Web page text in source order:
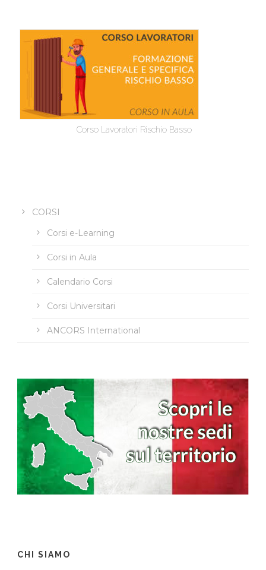
Corso Lavoratori Rischio Basso
CORSI
Corsi e-Learning
Corsi in Aula
Calendario Corsi
Corsi Universitari
ANCORS International
CHI SIAMO